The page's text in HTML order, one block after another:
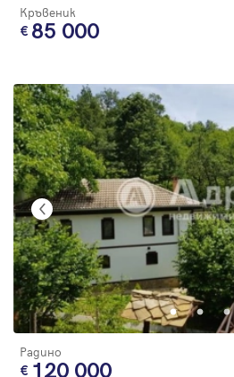
Кръвеник
85 000
Радино
120 000